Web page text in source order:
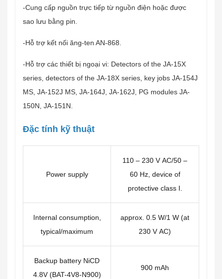
-Cung cấp nguồn trực tiếp từ nguồn điện hoặc được
sao lưu bằng pin.
-Hỗ trợ kết nối ăng-ten AN-868.
-Hỗ trợ các thiết bị ngoại vi: Detectors of the JA-15X
series, detectors of the JA-18X series, key jobs JA-154J
MS, JA-152J MS, JA-164J, JA-162J, PG modules JA-
150N, JA-151N.
Đặc tính kỹ thuật
Power supply
110 – 230 V AC/50 –
60 Hz, device of
protective class I.
Internal consumption,
typical/maximum
approx. 0.5 W/1 W (at
230 V AC)
Backup battery NiCD
4.8V (BAT-4V8-N900)
900 mAh